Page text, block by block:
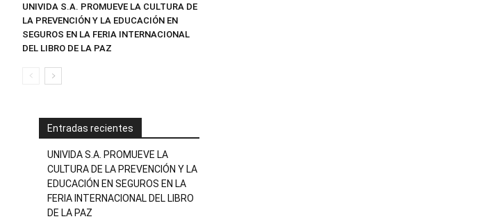
UNIVIDA S.A. PROMUEVE LA CULTURA DE
LA PREVENCIÓN Y LA EDUCACIÓN EN
SEGUROS EN LA FERIA INTERNACIONAL
DEL LIBRO DE LA PAZ
Entradas recientes
UNIVIDA S.A. PROMUEVE LA
CULTURA DE LA PREVENCIÓN Y LA
EDUCACIÓN EN SEGUROS EN LA
FERIA INTERNACIONAL DEL LIBRO
DE LA PAZ